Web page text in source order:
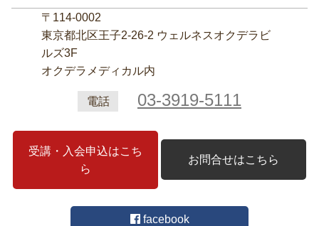
〒114-0002
東京都北区王子2‐26‐2 ウェルネスオクデラビ
ルズ3F
オクデラメディカル内
電話 03-3919-5111
受講・入会申込はこち
ら
お問合せはこちら
facebook